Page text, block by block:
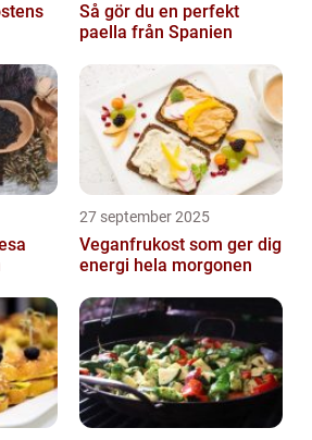
Så gör du en perfekt
paella från Spanien
27 september 2025
Veganfrukost som ger dig
energi hela morgonen